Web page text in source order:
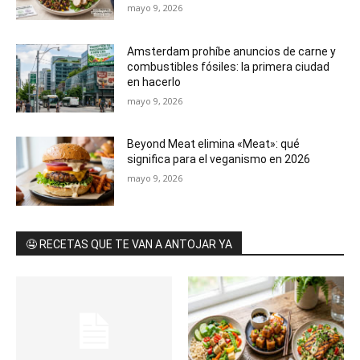
mayo 9, 2026
Amsterdam prohíbe anuncios de carne y
combustibles fósiles: la primera ciudad
en hacerlo
mayo 9, 2026
Beyond Meat elimina «Meat»: qué
significa para el veganismo en 2026
mayo 9, 2026
🤤 RECETAS QUE TE VAN A ANTOJAR YA